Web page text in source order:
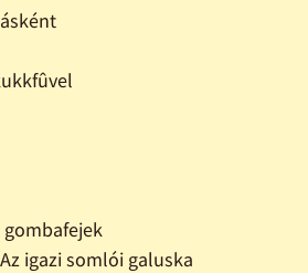
igazi somlói galuska